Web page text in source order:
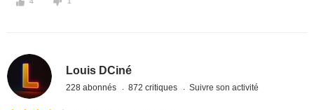
Louis DCiné
228 abonnés 872 critiques Suivre son activité